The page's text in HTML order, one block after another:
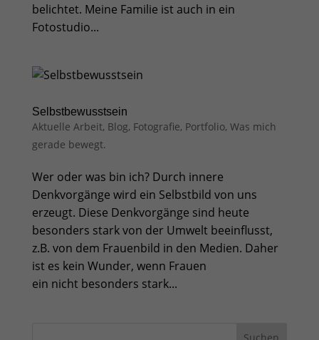
belichtet. Meine Familie ist auch in ein
Fotostudio...
Selbstbewusstsein
Aktuelle Arbeit, Blog, Fotografie, Portfolio, Was mich
gerade bewegt.
Wer oder was bin ich? Durch innere
Denkvorgänge wird ein Selbstbild von uns
erzeugt. Diese Denkvorgänge sind heute
besonders stark von der Umwelt beeinflusst,
z.B. von dem Frauenbild in den Medien. Daher
ist es kein Wunder, wenn Frauen
ein nicht besonders stark...